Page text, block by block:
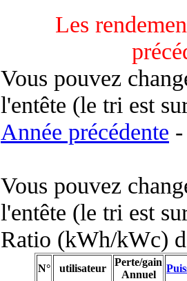
Les
Vous pouvez
l'entête (le tri est
Année précédente
Vous pouvez
l'entête (le tri est
Ratio (kWh/kWc)
N° utilisateur
Perte/gain
Annuel